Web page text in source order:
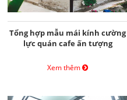
Tổng hợp mẫu mái kính cường
lực quán cafe ấn tượng
Xem thêm